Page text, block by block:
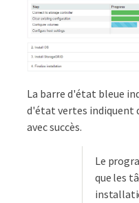
La barre d'état bleue
d'état vertes indiquent
avec succès.
Le
que les